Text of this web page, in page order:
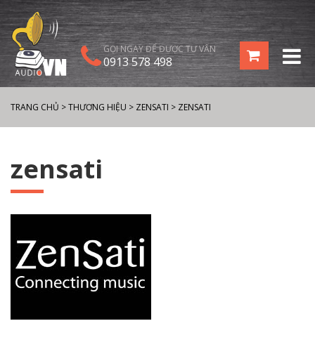
GỌI NGAY ĐỂ ĐƯỢC TƯ VẤN
0913 578 498
TRANG CHỦ >THƯƠNG HIỆU > ZENSATI > ZENSATI
zensati